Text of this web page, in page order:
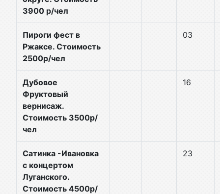
3900 р/чел
Пироги фест в
Ржаксе. Стоимость
2500р/чел
03
Дубовое
Фруктовый
вернисаж.
Стоимость 3500р/
чел
16
Сатинка -Ивановка
с концертом
Луганского.
Стоимость 4500р/
23